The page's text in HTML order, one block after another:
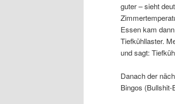
guter – sieht
Essen kam
Tiefkühllaster.
und sagt:
Danach der
Bingos (Bullshit-